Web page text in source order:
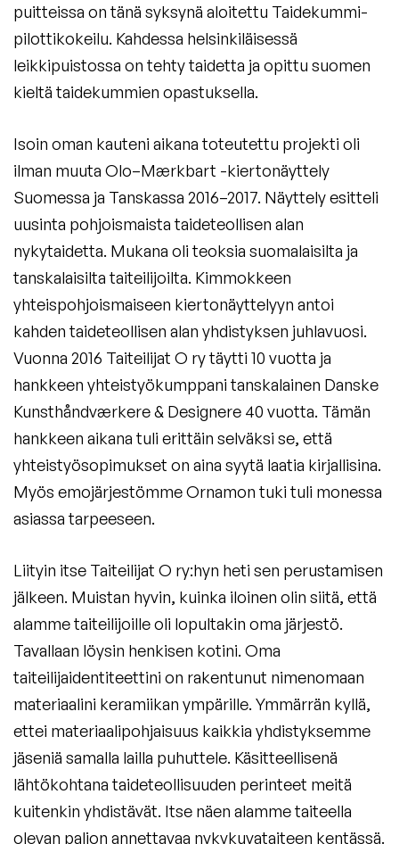
puitteissa on tänä syksynä aloitettu Taidekummi-
pilottikokeilu. Kahdessa helsinkiläisessä
leikkipuistossa on tehty taidetta ja opittu suomen
kieltä taidekummien opastuksella.
Isoin oman kauteni aikana toteutettu projekti oli
ilman muuta Olo–Mærkbart -kiertonäyttely
Suomessa ja Tanskassa 2016–2017. Näyttely esitteli
uusinta pohjoismaista taideteollisen alan
nykytaidetta. Mukana oli teoksia suomalaisilta ja
tanskalaisilta taiteilijoilta. Kimmokkeen
yhteispohjoismaiseen kiertonäyttelyyn antoi
kahden taideteollisen alan yhdistyksen juhlavuosi.
Vuonna 2016 Taiteilijat O ry täytti 10 vuotta ja
hankkeen yhteistyökumppani tanskalainen Danske
Kunsthåndværkere & Designere 40 vuotta. Tämän
hankkeen aikana tuli erittäin selväksi se, että
yhteistyösopimukset on aina syytä laatia kirjallisina.
Myös emojärjestömme Ornamon tuki tuli monessa
asiassa tarpeeseen.
Liityin itse Taiteilijat O ry:hyn heti sen perustamisen
jälkeen. Muistan hyvin, kuinka iloinen olin siitä, että
alamme taiteilijoille oli lopultakin oma järjestö.
Tavallaan löysin henkisen kotini. Oma
taiteilijaidentiteettini on rakentunut nimenomaan
materiaalini keramiikan ympärille. Ymmärrän kyllä,
ettei materiaalipohjaisuus kaikkia yhdistyksemme
jäseniä samalla lailla puhuttele. Käsitteellisenä
lähtökohtana taideteollisuuden perinteet meitä
kuitenkin yhdistävät. Itse näen alamme taiteella
olevan paljon annettavaa nykykuvataiteen kentässä.